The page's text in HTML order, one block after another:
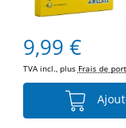
9,99 €
TVA incl., plus Frais de port